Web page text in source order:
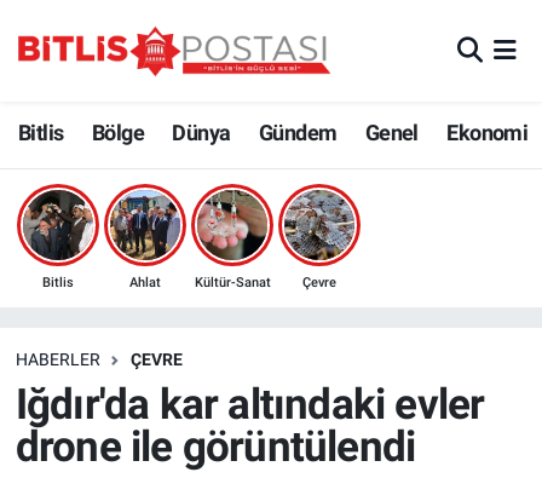
Bitlis Bölge Dünya Gündem Genel Ekonomi
Bitlis Ahlat Kültür-Sanat Çevre
HABERLER ÇEVRE
Iğdır'da kar altındaki evler
drone ile görüntülendi
Bölge
Çevre
Eğitim
Ekonomi
Bitlis Trafik Yoğunluk Haritası
Süper Lig Puan Durumu ve Fikstür
Son Dakika Haberleri
Haber Arşivi